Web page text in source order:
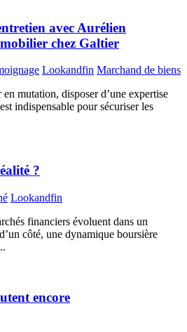
avec Aurélien
chez Galtier
Lookandfin Marchand de biens
mutation, disposer d’une expertise
indispensable pour sécuriser les
?
Lookandfin
financiers évoluent dans un
côté, une dynamique boursière
encore